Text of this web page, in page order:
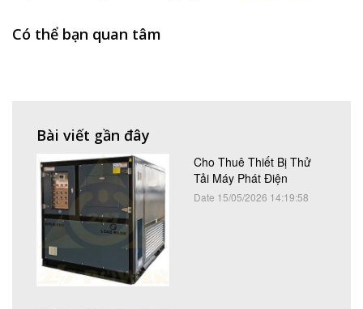
Có thể bạn quan tâm
Bài viết gần đây
Cho Thuê Thiết Bị Thử
Tải Máy Phát Điện
Date 15/05/2026 14:19:58